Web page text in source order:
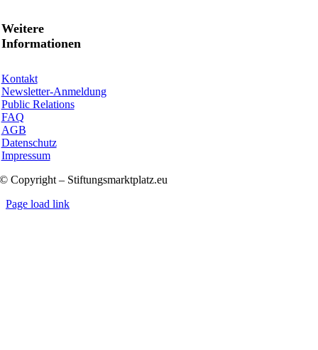
Weitere
Informationen
Kontakt
Newsletter-Anmeldung
Public Relations
FAQ
AGB
Datenschutz
Impressum
© Copyright – Stiftungsmarktplatz.eu
Page load link